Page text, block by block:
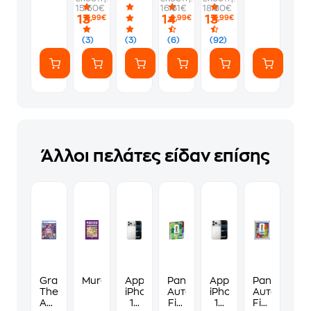
(3)
15.50€
13,99€
1
Φακελάκι
(7
Αυτοκόλλητα)
(3)
να
γ*μηθούνε
ευγενικά
(6)
16.61€
14,99€
(92)
18.80€
13,99€
Άλλοι πελάτες είδαν επίσης
Grand
Theft
Auto
MurdokuApple
iPhone
17
Panini
Αυτοκόλλητα
Fifa
Apple
iPhone
17
Panini
Fifa